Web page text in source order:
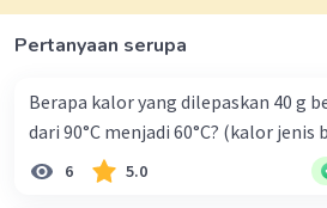
Pertanyaan serupa
Berapa kalor yang dilepaskan 40 g
dari 90°C menjadi 60°C? (kalor jenis
6 5.0